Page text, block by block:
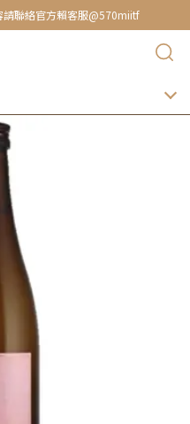
聯絡官方賴客服@570miitf